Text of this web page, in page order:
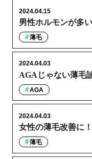
男性ホルモンが多
2024.04.15
薄毛
AGAじゃない薄毛
2024.04.03
AGA
女性の薄毛改善に
2024.04.03
薄毛